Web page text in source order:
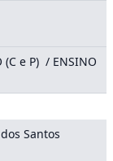
(C e P) / ENSINO
Santos